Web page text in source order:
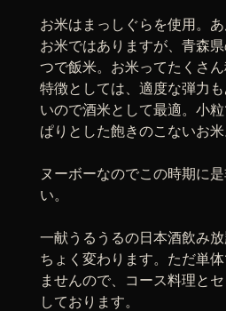
お米はまっしぐらを使用。
お米ではありますが、青森
つで飯米。お米ってたくさん
特徴としては、適度な弾力
いので酒米として最適。小
ぱりとした飽きのこないお米
ヌーボーなのでこの時期に
い。
一献うるうるの日本酒飲み
ちょく変わります。ただ単
ませんので、コース料理と
しております。